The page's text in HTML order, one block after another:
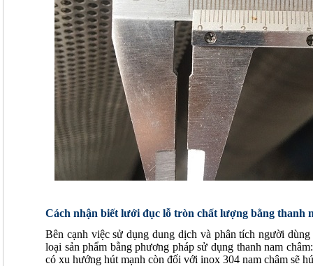
Cách nhận biết lưới đục lỗ tròn chất lượng bằng thanh
Bên cạnh việc sử dụng dung dịch và phân tích người
loại sản phẩm bằng phương pháp sử dụng thanh nam
có xu hướng hút mạnh còn đối với inox 304 nam châm sẽ